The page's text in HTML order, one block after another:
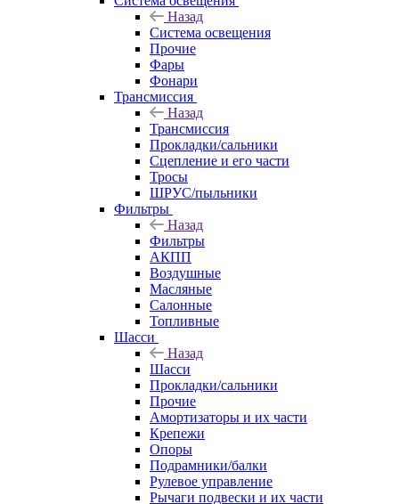
Назад
Система освещения
Прочие
Фары
Фонари
Трансмиссия
Назад
Трансмиссия
Прокладки/сальники
Сцепление и его части
Тросы
ШРУС/пыльники
Фильтры
Назад
Фильтры
АКПП
Воздушные
Масляные
Салонные
Топливные
Шасси
Назад
Шасси
Прокладки/сальники
Прочие
Амортизаторы и их части
Крепежи
Опоры
Подрамники/балки
Рулевое управление
Рычаги подвески и их части